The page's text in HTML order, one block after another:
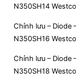
N350SH14
Chỉnh lưu – Diode
N350SH16
Chỉnh lưu – Diode
N350SH18